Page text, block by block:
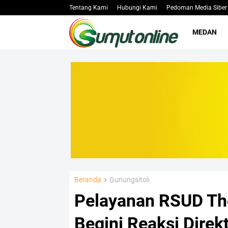
Tentang Kami Hubungi Kami Pedoman Media Siber
MEDAN
Beranda Gunungsitoli
Pelayanan RSUD
Begini Reaksi